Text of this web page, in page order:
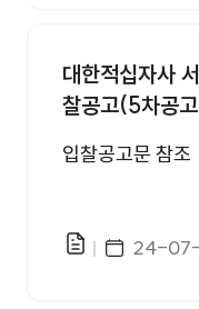
대한적십자사
찰공고(5차공
입찰공고문 참조
파일있음게시일
24-